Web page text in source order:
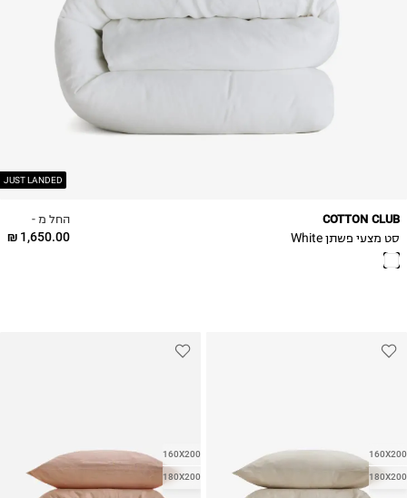
JUST LANDED
החל מ -
1,650.00 ₪
COTTON CLUB
סט מצעי פשתן White
160X200
180X200
160X200
180X200